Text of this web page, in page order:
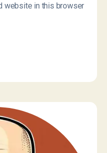
website in this browser